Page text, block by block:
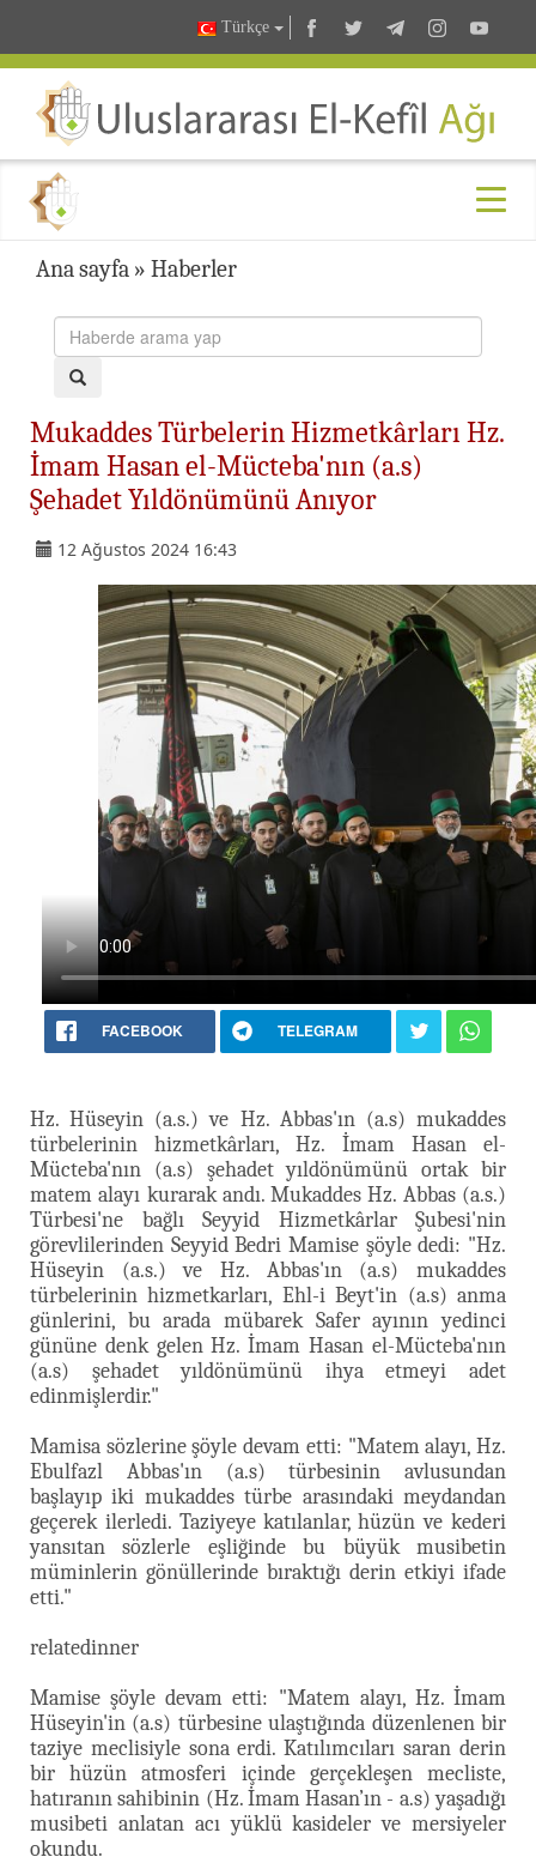
Türkçe
Ana sayfa » Haberler
Mukaddes Türbelerin Hizmetkârları Hz.
İmam Hasan el-Mücteba'nın (a.s)
Şehadet Yıldönümünü Anıyor
12 Ağustos 2024 16:43
FACEBOOK TELEGRAM
Hz. Hüseyin (a.s.) ve Hz. Abbas'ın (a.s) mukaddes
türbelerinin hizmetkârları, Hz. İmam Hasan el-
Mücteba'nın (a.s) şehadet yıldönümünü ortak bir
matem alayı kurarak andı. Mukaddes Hz. Abbas (a.s.)
Türbesi'ne bağlı Seyyid Hizmetkârlar Şubesi'nin
görevlilerinden Seyyid Bedri Mamise şöyle dedi: "Hz.
Hüseyin (a.s.) ve Hz. Abbas'ın (a.s) mukaddes
türbelerinin hizmetkarları, Ehl-i Beyt'in (a.s) anma
günlerini, bu arada mübarek Safer ayının yedinci
gününe denk gelen Hz. İmam Hasan el-Mücteba'nın
(a.s) şehadet yıldönümünü ihya etmeyi adet
edinmişlerdir."
Mamisa sözlerine şöyle devam etti: "Matem alayı, Hz.
Ebulfazl Abbas'ın (a.s) türbesinin avlusundan
başlayıp iki mukaddes türbe arasındaki meydandan
geçerek ilerledi. Taziyeye katılanlar, hüzün ve kederi
yansıtan sözlerle eşliğinde bu büyük musibetin
müminlerin gönüllerinde bıraktığı derin etkiyi ifade
etti."
relatedinner
Mamise şöyle devam etti: "Matem alayı, Hz. İmam
Hüseyin'in (a.s) türbesine ulaştığında düzenlenen bir
taziye meclisiyle sona erdi. Katılımcıları saran derin
bir hüzün atmosferi içinde gerçekleşen mecliste,
hatıranın sahibinin (Hz. İmam Hasan’ın - a.s) yaşadığı
musibeti anlatan acı yüklü kasideler ve mersiyeler
okundu.